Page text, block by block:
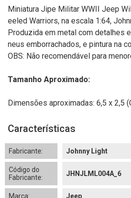
Miniatura Jipe Militar WWII Jeep
eeled Warriors, na escala 1:64,
Produzida em metal com detalhes
neus emborrachados, e pintura na
OBS: Não recomendável para
Tamanho Aproximado:
Dimensões aproximadas: 6,5 x 2,5
Características
Fabricante: Johnny Light
Código do
Fabricante:
JHNJLML004A_6
Marca: Jeep